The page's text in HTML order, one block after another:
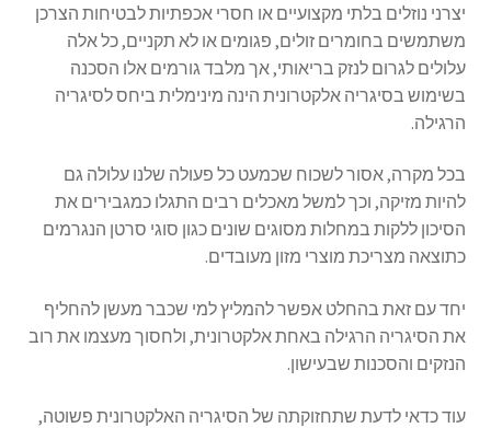
יצרני נוזלים בלתי מקצועיים או חסרי אכפתיות לבטיחות הצרכן
משתמשים בחומרים זולים, פגומים או לא תקניים, כל אלה
עלולים לגרום לנזק בריאותי, אך מלבד גורמים אלו הסכנה
בשימוש בסיגריה אלקטרונית הינה מינימלית ביחס לסיגריה
הרגילה.
בכל מקרה, אסור לשכוח שכמעט כל פעולה שלנו עלולה גם
להיות מזיקה, וכך למשל מאכלים רבים התגלו כמגבירים את
הסיכון ללקות במחלות מסוגים שונים כגון סוגי סרטן הנגרמים
כתוצאה מצריכת מוצרי מזון מעובדים.
יחד עם זאת בהחלט אפשר להמליץ למי שכבר מעשן להחליף
את הסיגריה הרגילה באחת אלקטרונית, ולחסוך מעצמו את רוב
הנזקים והסכנות שבעישון.
עוד כדאי לדעת שתחזוקתה של הסיגריה האלקטרונית פשוטה,